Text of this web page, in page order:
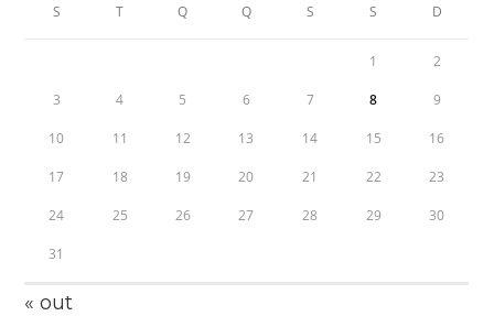
S T Q Q S S D
1 2
3 4 5 6 7 8 9
10 11 12 13 14 15 16
17 18 19 20 21 22 23
24 25 26 27 28 29 30
31
« out